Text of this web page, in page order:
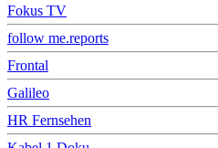
Fokus TV
follow me.reports
Frontal
Galileo
HR Fernsehen